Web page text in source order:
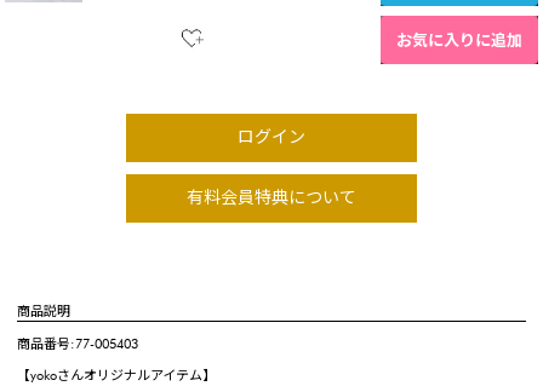
お気に入りに追加
ログイン
有料会員特典について
商品説明
商品番号:77-005403
【yokoさんオリジナルアイテム】